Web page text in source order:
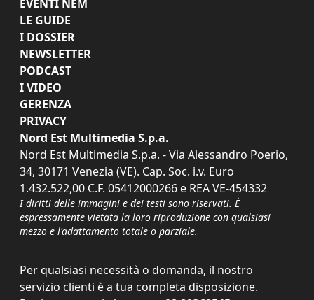
EVENTI NEM
LE GUIDE
I DOSSIER
NEWSLETTER
PODCAST
I VIDEO
GERENZA
PRIVACY
Nord Est Multimedia S.p.a.
Nord Est Multimedia S.p.a. - Via Alessandro Poerio,
34, 30171 Venezia (VE). Cap. Soc. i.v. Euro
1.432.522,00 C.F. 05412000266 e REA VE-454332
I diritti delle immagini e dei testi sono riservati. È
espressamente vietata la loro riproduzione con qualsiasi
mezzo e l'adattamento totale o parziale.
Per qualsiasi necessità o domanda, il nostro
servizio clienti è a tua completa disposizione.